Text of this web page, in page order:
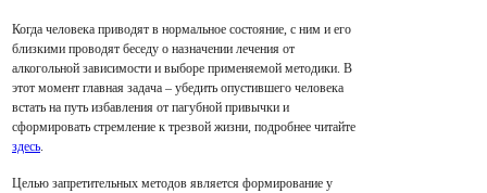
Когда человека приводят в нормальное состояние, с ним и его
близкими проводят беседу о назначении лечения от
алкогольной зависимости и выборе применяемой методики. В
этот момент главная задача – убедить опустившего человека
встать на путь избавления от пагубной привычки и
сформировать стремление к трезвой жизни, подробнее читайте
здесь.
Целью запретительных методов является формирование у